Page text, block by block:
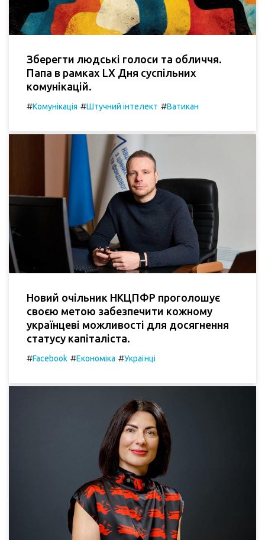
Зберегти людські голоси та обличчя.
Папа в рамках LX Дня суспільних
комунікацій.
#Комунікація #Штучний інтелект #Ватикан
Новий очільник НКЦПФР проголошує
своєю метою забезпечити кожному
українцеві можливості для досягнення
статусу капіталіста.
#Facebook #Економіка #Українці